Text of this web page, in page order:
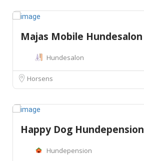
Majas Mobile Hundesalon
Hundesalon
Horsens
Happy Dog Hundepension
Hundepension